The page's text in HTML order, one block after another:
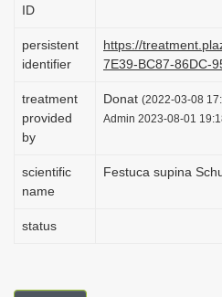
a
t
i
o
ID
persistent
identifier
https://
7E39-BC87-86DC-
treatment
provided
by
Donat (2022-03-08
Admin 2023-08-01
scientific
name
Festuca supina
status